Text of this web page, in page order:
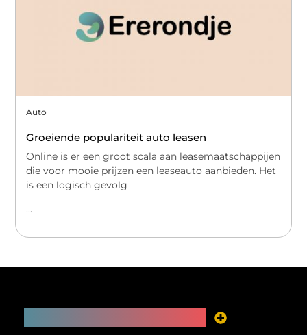
Auto
Groeiende populariteit auto leasen
Online is er een groot scala aan leasemaatschappijen
die voor mooie prijzen een leaseauto aanbieden. Het
is een logisch gevolg
...